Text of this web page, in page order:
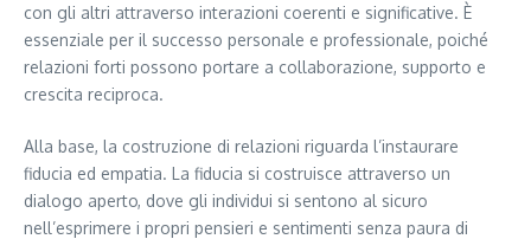
con gli altri attraverso interazioni coerenti e significative. È
essenziale per il successo personale e professionale, poiché
relazioni forti possono portare a collaborazione, supporto e
crescita reciproca.
Alla base, la costruzione di relazioni riguarda l’instaurare
fiducia ed empatia. La fiducia si costruisce attraverso un
dialogo aperto, dove gli individui si sentono al sicuro
nell’esprimere i propri pensieri e sentimenti senza paura di